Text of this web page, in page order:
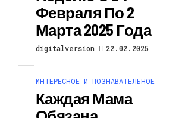
Февраля По 2
Марта 2025 Года
digitalversion 22.02.2025
ИНТЕРЕСНОЕ И ПОЗНАВАТЕЛЬНОЕ
Каждая Мама